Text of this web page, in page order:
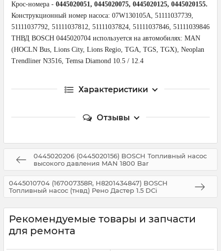
Крос-номера - 0445020051, 0445020075, 0445020125, 0445020155.
Конструкционный номер насоса: 07W130105A, 51111037739,
51111037792, 51111037812, 51111037824, 51111037846, 51111039846
ТНВД BOSCH 0445020704 используется на автомобилях: MAN
(HOCLN Bus, Lions City, Lions Regio, TGA, TGS, TGX), Neoplan
Trendliner N3516, Temsa Diamond 10.5 / 12.4
Характеристики
Отзывы
0445020206 (0445020156) BOSCH Топливный насос
высокого давления MAN 1800 Bar
0445010704 (167007358R, H8201434847) BOSCH
Топливный насос (тнвд) Рено Дастер 1.5 DCi
Рекомендуемые товары и запчасти
для ремонта